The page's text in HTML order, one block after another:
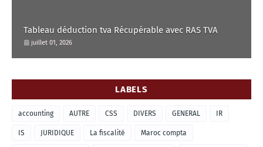
Tableau déduction tva Récupérable avec RAS TVA
juillet 01, 2026
LABELS
accounting AUTRE CSS DIVERS GENERAL IR
IS JURIDIQUE La fiscalité Maroc compta